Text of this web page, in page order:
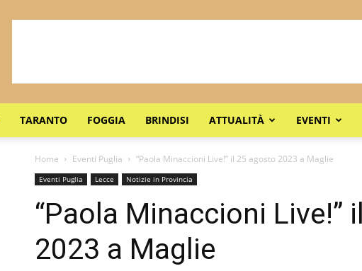
TARANTO FOGGIA BRINDISI ATTUALITÀ EVENTI
Home Eventi Puglia “Paola Minaccioni Live!” il 25 agosto 2023 a Maglie
Eventi Puglia Lecce Notizie in Provincia
“Paola Minaccioni Live!”
2023 a Maglie